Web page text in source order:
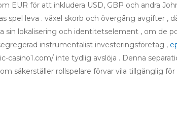
EUR för att inkludera USD, GBP och andra
spel leva . växel skorb och övergång avgifter ,
sin lokalisering och identitetselement , om de
instrumentalist investeringsföretag ,
casino1.com/ inte tydlig avslöja . Denna
säkerställer rollspelare förvar vila tillgänglig